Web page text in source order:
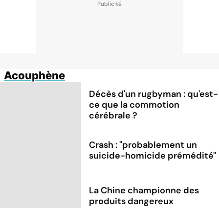
Acouphène
Décès d'un rugbyman : qu'est-
ce que la commotion
cérébrale ?
Crash : ''probablement un
suicide-homicide prémédité''
La Chine championne des
produits dangereux